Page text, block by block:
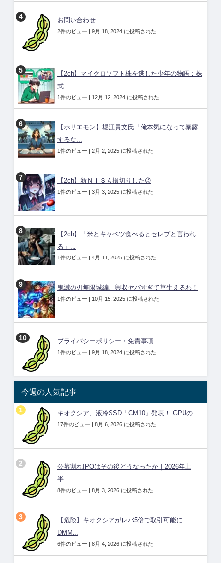
お問い合わせ
2件のビュー 9月 18, 2024 に投稿された
【2ch】マイクロソフト株を逃した少年の物語：株
式...
1件のビュー 12月 12, 2024 に投稿された
【ホリエモン】堀江貴文氏「俺本気になって暴露
するな...
1件のビュー 2月 2, 2025 に投稿された
【2ch】新ＮＩＳＡ損切りした😡
1件のビュー 3月 3, 2025 に投稿された
【2ch】「米とキャベツ食べるとセレブと言われ
る」...
1件のビュー 4月 11, 2025 に投稿された
鬼滅の刃無限城編、興収ヤバすぎて草生えるわ！
1件のビュー 10月 15, 2025 に投稿された
プライバシーポリシー・免責事項
1件のビュー 9月 18, 2024 に投稿された
今週の人気記事
キオクシア、液冷SSD「CM10」発表！ GPUの...
17件のビュー 8月 6, 2026 に投稿された
公募割れIPOはその後どうなったか｜2026年上
半...
8件のビュー 8月 3, 2026 に投稿された
【危険】キオクシアがレバ5倍で取引可能に…
DMM...
6件のビュー 8月 4, 2026 に投稿された